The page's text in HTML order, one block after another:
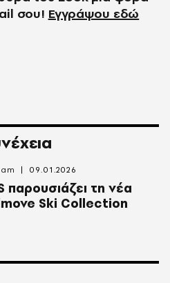
σου! Εγγράψου εδώ
παρουσιάζει τη νέα
Ski Collection
09.01.2026